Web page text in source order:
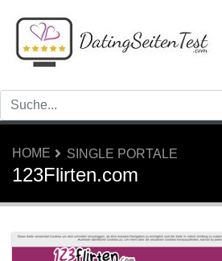
HOME SINGLE PORTALE
123Flirten.com